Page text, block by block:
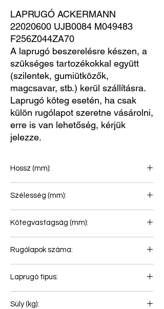
LAPRUGÓ ACKERMANN
22020600 UJB0084 M049483
F256Z044ZA70
A laprugó beszerelésre készen, a
szükséges tartozékokkal együtt
(szilentek, gumiütközők,
magcsavar, stb.) kerül szállításra.
Laprugó köteg esetén, ha csak
külön rugólapot szeretne vásárolni,
erre is van lehetőség, kérjük
jelezze.
Hossz (mm):
Szélesség (mm):
Kötegvastagság (mm):
Rugólapok száma:
Laprugó típus:
Súly (kg):